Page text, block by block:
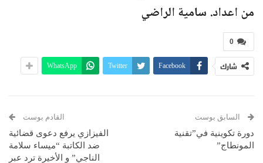
من اعداد. سامية الراضي
0
شارك Facebook
Twitter
WhatsApp
السابق بوست
دورة تكوينية في”تقنية
المونطاج”
القادم بوست
الفيزازي يرفع دعوى قضائية
ضد الكاتبة “ميساء سلامة
الناجي” و الأخيرة ترد عبر